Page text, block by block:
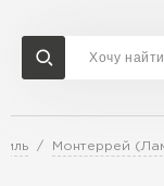
Монтеррей
Доставка и